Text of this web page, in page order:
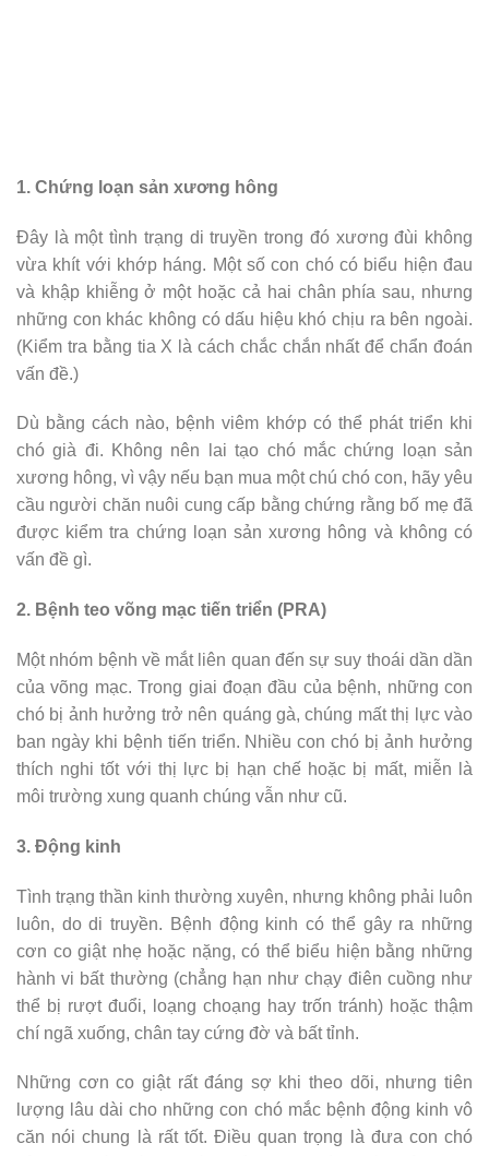
1. Chứng loạn sản xương hông
Đây là một tình trạng di truyền trong đó xương đùi không
vừa khít với khớp háng. Một số con chó có biểu hiện đau
và khập khiễng ở một hoặc cả hai chân phía sau, nhưng
những con khác không có dấu hiệu khó chịu ra bên ngoài.
(Kiểm tra bằng tia X là cách chắc chắn nhất để chẩn đoán
vấn đề.)
Dù bằng cách nào, bệnh viêm khớp có thể phát triển khi
chó già đi. Không nên lai tạo chó mắc chứng loạn sản
xương hông, vì vậy nếu bạn mua một chú chó con, hãy yêu
cầu người chăn nuôi cung cấp bằng chứng rằng bố mẹ đã
được kiểm tra chứng loạn sản xương hông và không có
vấn đề gì.
2. Bệnh teo võng mạc tiến triển (PRA)
Một nhóm bệnh về mắt liên quan đến sự suy thoái dần dần
của võng mạc. Trong giai đoạn đầu của bệnh, những con
chó bị ảnh hưởng trở nên quáng gà, chúng mất thị lực vào
ban ngày khi bệnh tiến triển. Nhiều con chó bị ảnh hưởng
thích nghi tốt với thị lực bị hạn chế hoặc bị mất, miễn là
môi trường xung quanh chúng vẫn như cũ.
3. Động kinh
Tình trạng thần kinh thường xuyên, nhưng không phải luôn
luôn, do di truyền. Bệnh động kinh có thể gây ra những
cơn co giật nhẹ hoặc nặng, có thể biểu hiện bằng những
hành vi bất thường (chẳng hạn như chạy điên cuồng như
thể bị rượt đuổi, loạng choạng hay trốn tránh) hoặc thậm
chí ngã xuống, chân tay cứng đờ và bất tỉnh.
Những cơn co giật rất đáng sợ khi theo dõi, nhưng tiên
lượng lâu dài cho những con chó mắc bệnh động kinh vô
căn nói chung là rất tốt. Điều quan trọng là đưa con chó